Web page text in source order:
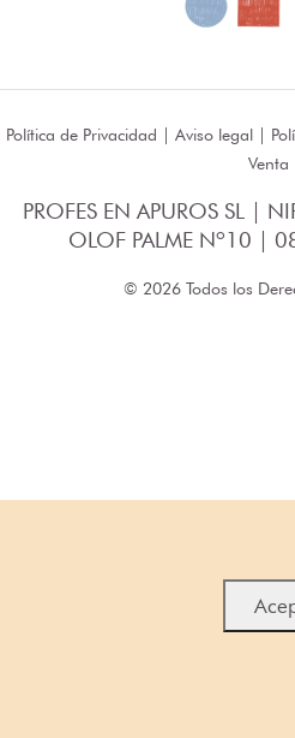
Política de Privacidad | Aviso legal|
Venta
PROFES EN APUROS SL |
OLOF PALME Nº10 |
© 2026 Todos los